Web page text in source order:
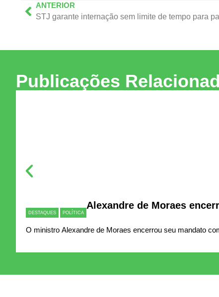
ANTERIOR
Publicações
DESTAQUES POLÍTICA
Alexandre de Moraes
O ministro Alexandre de Moraes encerrou seu mandato